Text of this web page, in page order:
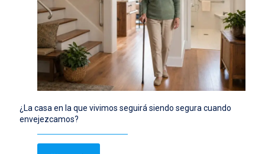
¿La casa en la que vivimos seguirá siendo segura cuando
envejezcamos?